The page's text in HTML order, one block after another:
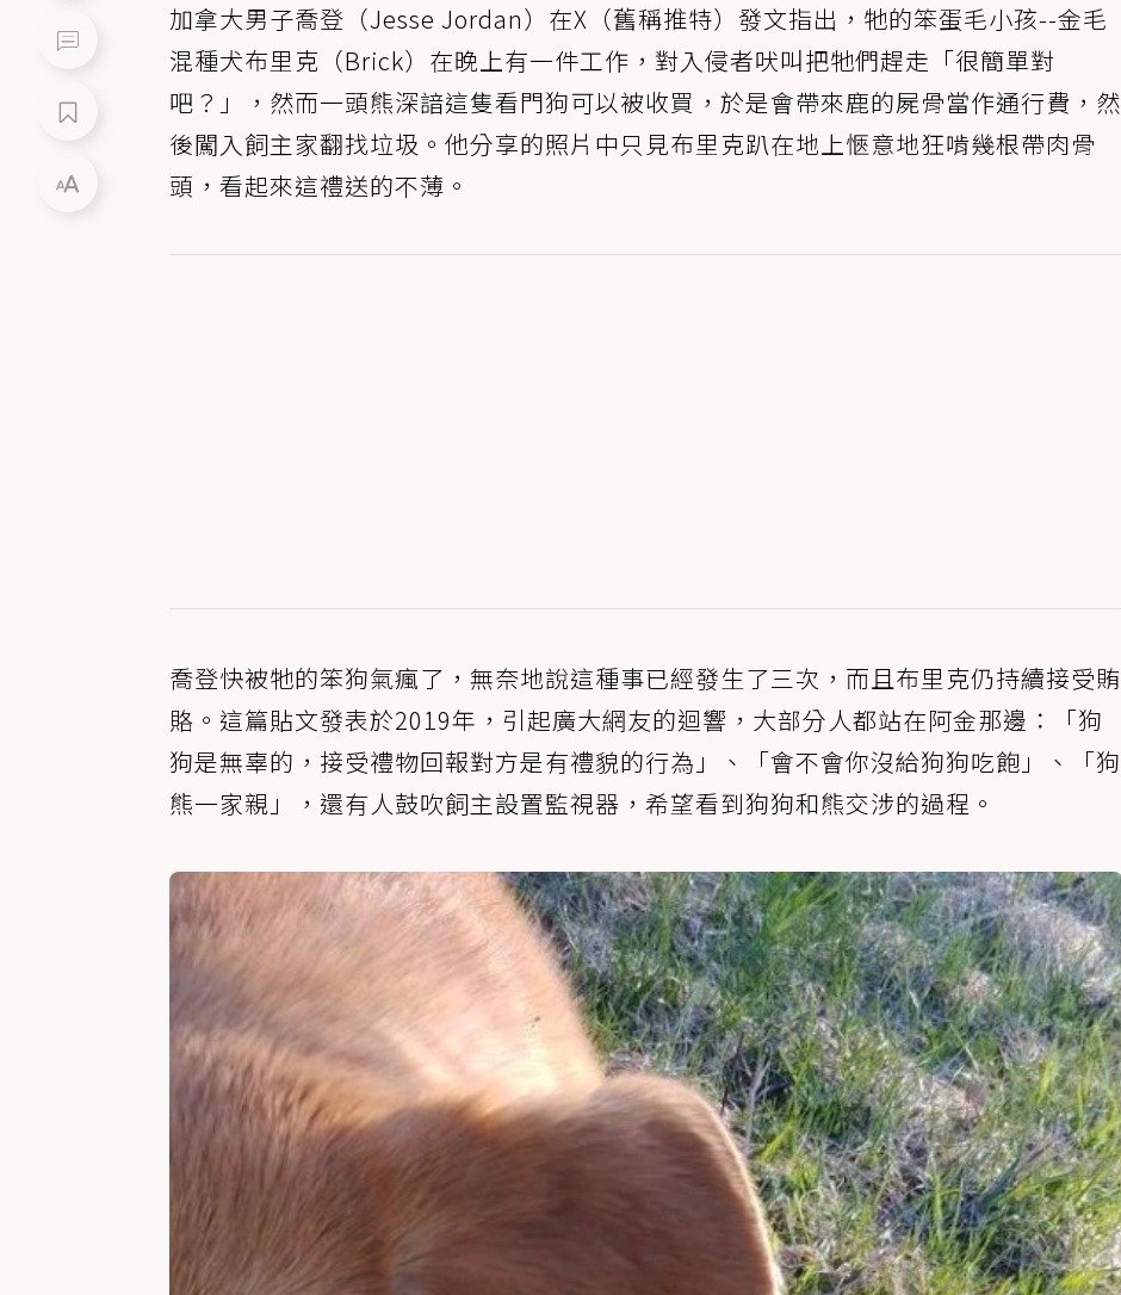
加拿大男子喬登（Jesse Jordan）在X（舊稱推特）發文指出，牠的笨蛋毛小孩--金毛
混種犬布里克（Brick）在晚上有一件工作，對入侵者吠叫把牠們趕走「很簡單對
吧？」，然而一頭熊深諳這隻看門狗可以被收買，於是會帶來鹿的屍骨當作通行費，然
後闖入飼主家翻找垃圾。他分享的照片中只見布里克趴在地上愜意地狂啃幾根帶肉骨
頭，看起來這禮送的不薄。
喬登快被牠的笨狗氣瘋了，無奈地說這種事已經發生了三次，而且布里克仍持續接受賄
賂。這篇貼文發表於2019年，引起廣大網友的迴響，大部分人都站在阿金那邊：「狗
狗是無辜的，接受禮物回報對方是有禮貌的行為」、「會不會你沒給狗狗吃飽」、「狗
熊一家親」，還有人鼓吹飼主設置監視器，希望看到狗狗和熊交涉的過程。